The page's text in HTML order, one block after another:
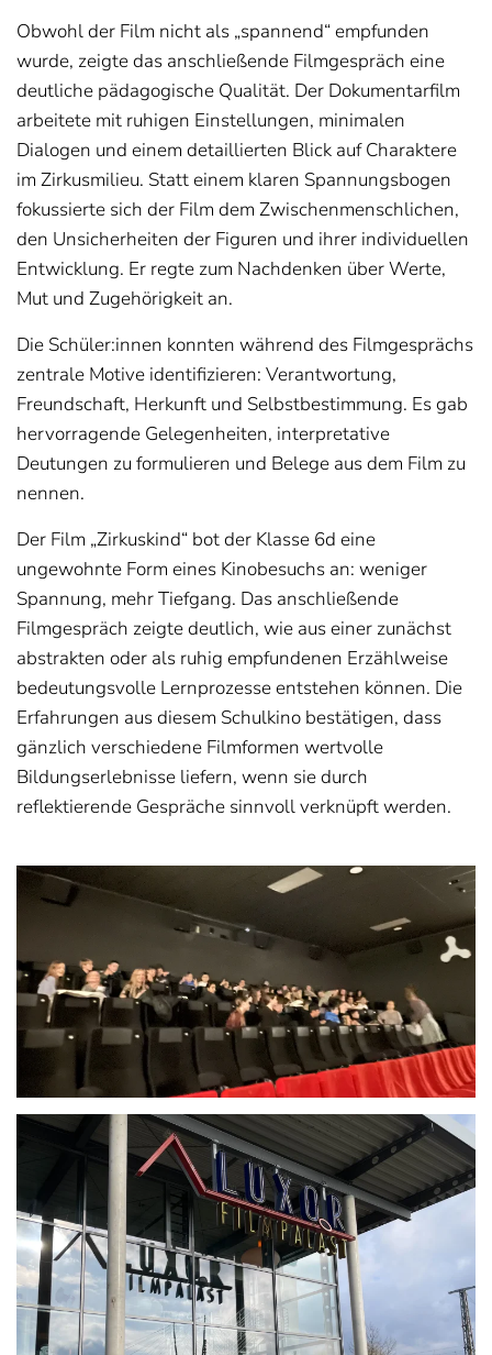
Obwohl der Film nicht als „spannend“ empfunden
wurde, zeigte das anschließende Filmgespräch eine
deutliche pädagogische Qualität. Der Dokumentarfilm
arbeitete mit ruhigen Einstellungen, minimalen
Dialogen und einem detaillierten Blick auf Charaktere
im Zirkusmilieu. Statt einem klaren Spannungsbogen
fokussierte sich der Film dem Zwischenmenschlichen,
den Unsicherheiten der Figuren und ihrer individuellen
Entwicklung. Er regte zum Nachdenken über Werte,
Mut und Zugehörigkeit an.
Die Schüler:innen konnten während des Filmgesprächs
zentrale Motive identifizieren: Verantwortung,
Freundschaft, Herkunft und Selbstbestimmung. Es gab
hervorragende Gelegenheiten, interpretative
Deutungen zu formulieren und Belege aus dem Film zu
nennen.
Der Film „Zirkuskind“ bot der Klasse 6d eine
ungewohnte Form eines Kinobesuchs an: weniger
Spannung, mehr Tiefgang. Das anschließende
Filmgespräch zeigte deutlich, wie aus einer zunächst
abstrakten oder als ruhig empfundenen Erzählweise
bedeutungsvolle Lernprozesse entstehen können. Die
Erfahrungen aus diesem Schulkino bestätigen, dass
gänzlich verschiedene Filmformen wertvolle
Bildungserlebnisse liefern, wenn sie durch
reflektierende Gespräche sinnvoll verknüpft werden.